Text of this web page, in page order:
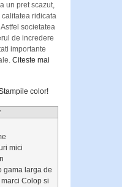
un pret scazut,
ridicata
societatea
de incredere
importante
Citeste mai
color!
mici
gama larga de
Colop si